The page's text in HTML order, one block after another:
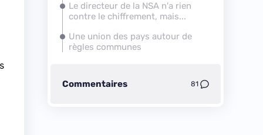
Le directeur de la NSA n'a rien
contre le chiffrement, mais...
Une union des pays autour de
règles communes
Commentaires 81